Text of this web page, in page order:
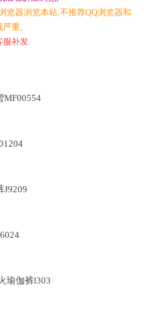
览器浏览本站,不推荐QQ浏览器和
严重;
补发.
MF00554
J9209
瑜伽裤l303